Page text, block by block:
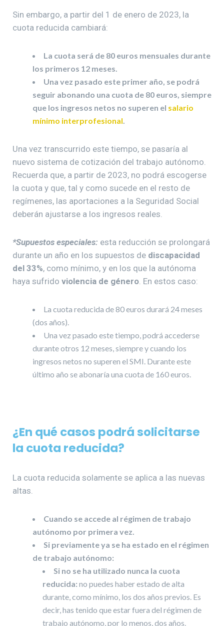
Sin embargo, a partir del 1 de enero de 2023, la
cuota reducida cambiará:
La cuota será de 80 euros mensuales durante
los primeros 12 meses.
Una vez pasado este primer año, se podrá
seguir abonando una cuota de 80 euros, siempre
que los ingresos netos no superen el salario
mínimo interprofesional.
Una vez transcurrido este tiempo, se pasaría al
nuevo sistema de cotización del trabajo autónomo.
Recuerda que, a partir de 2023, no podrá escogerse
la cuota y que, tal y como sucede en el resto de
regímenes, las aportaciones a la Seguridad Social
deberán ajustarse a los ingresos reales.
*Supuestos especiales: esta reducción se prolongará
durante un año en los supuestos de discapacidad
del 33%, como mínimo, y en los que la autónoma
haya sufrido violencia de género . En estos caso:
La cuota reducida de 80 euros durará 24 meses
(dos años).
Una vez pasado este tiempo, podrá accederse
durante otros 12 meses, siempre y cuando los
ingresos netos no superen el SMI. Durante este
último año se abonaría una cuota de 160 euros.
¿En qué casos podrá solicitarse
la cuota reducida?
La cuota reducida solamente se aplica a las nuevas
altas.
Cuando se accede al régimen de trabajo
autónomo por primera vez.
Si previamente ya se ha estado en el régimen
de trabajo autónomo:
Si no se ha utilizado nunca la cuota
reducida: no puedes haber estado de alta
durante, como mínimo, los dos años previos. Es
decir, has tenido que estar fuera del régimen de
trabajo autónomo, por lo menos, dos años.